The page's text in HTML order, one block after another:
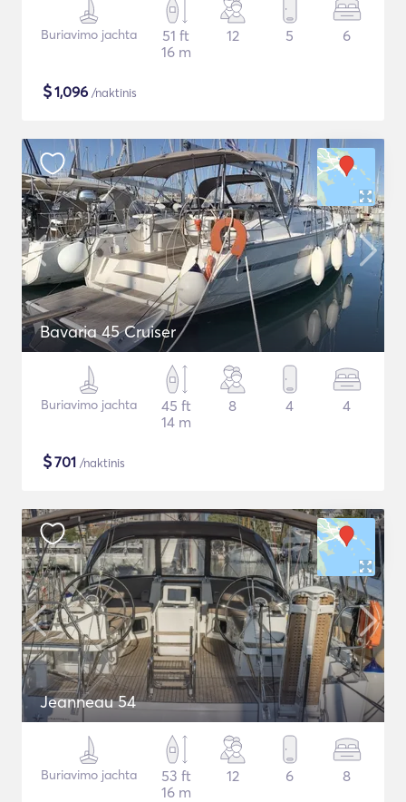
Buriavimo jachta
51 ft
16 m
12 5 6
$1,096 /naktinis
Bavaria 45 Cruiser
Buriavimo jachta
45 ft
14 m
8 4 4
$701 /naktinis
Jeanneau 54
Buriavimo jachta
53 ft
16 m
12 6 8